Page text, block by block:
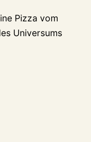
Pizza vom
Universums